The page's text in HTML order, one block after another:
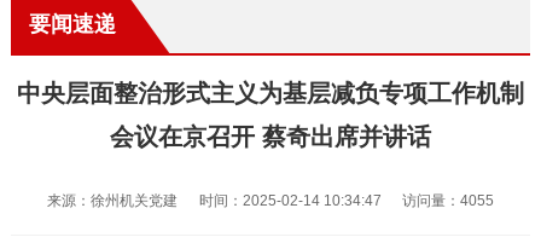
要闻速递
中央层面整治形式主义为基层减负专项工作机制
会议在京召开 蔡奇出席并讲话
来源：徐州机关党建 时间：2025-02-14 10:34:47 访问量：4055